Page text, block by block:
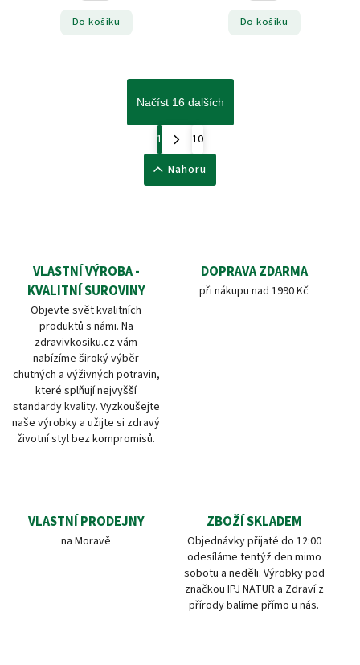
Do košíku Do košíku
Načíst 16 dalších
1
10
Nahoru
VLASTNÍ VÝROBA -
KVALITNÍ SUROVINY
Objevte svět kvalitních
produktů s námi. Na
zdravivkosiku.cz vám
nabízíme široký výběr
chutných a výživných potravin,
které splňují nejvyšší
standardy kvality. Vyzkoušejte
naše výrobky a užijte si zdravý
životní styl bez kompromisů.
DOPRAVA ZDARMA
při nákupu nad 1990 Kč
VLASTNÍ PRODEJNY
na Moravě
ZBOŽÍ SKLADEM
Objednávky přijaté do 12:00
odesíláme tentýž den mimo
sobotu a neděli. Výrobky pod
značkou IPJ NATUR a Zdraví z
přírody balíme přímo u nás.